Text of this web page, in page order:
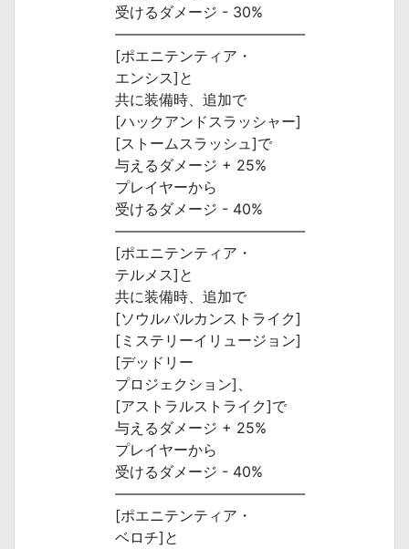
受けるダメージ - 30%
―――――――――――――
[ポエニテンティア・
エンシス]と
共に装備時、追加で
[ハックアンドスラッシャー]
[ストームスラッシュ]で
与えるダメージ + 25%
プレイヤーから
受けるダメージ - 40%
―――――――――――――
[ポエニテンティア・
テルメス]と
共に装備時、追加で
[ソウルバルカンストライク]
[ミステリーイリュージョン]
[デッドリー
プロジェクション]、
[アストラルストライク]で
与えるダメージ + 25%
プレイヤーから
受けるダメージ - 40%
―――――――――――――
[ポエニテンティア・
ベロチ]と